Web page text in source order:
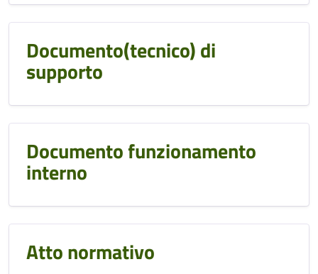
Documento(tecnico) di
supporto
Documento funzionamento
interno
Atto normativo